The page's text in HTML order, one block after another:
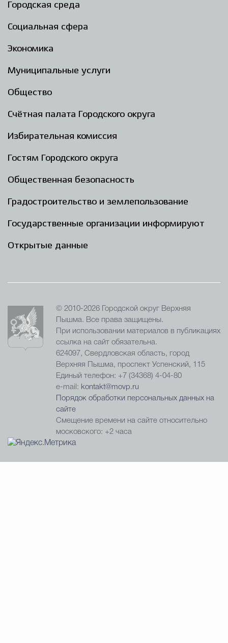
Городская среда
Социальная сфера
Экономика
Муниципальные услуги
Общество
Счётная палата Городского округа
Избирательная комиссия
Гостям Городского округа
Общественная безопасность
Градостроительство и землепользование
Государственные организации информируют
Открытые данные
© 2010-2026 Городской округ Верхняя
Пышма. Все права защищены.
При использовании материалов в публикациях
ссылка на сайт обязательна.
624097, Свердловская область, город
Верхняя Пышма, проспект Успенский, 115
Единый телефон: +7 (34368) 4-04-80
e-mail: kontakt@movp.ru
Порядок обработки персональных данных на
сайте
Смещение времени на сайте относительно
московского: +2 часа